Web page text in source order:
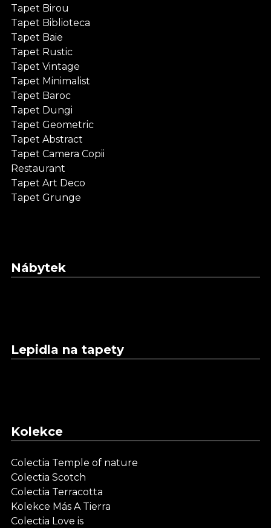
Tapet Birou
Tapet Biblioteca
Tapet Baie
Tapet Rustic
Tapet Vintage
Tapet Minimalist
Tapet Baroc
Tapet Dungi
Tapet Geometric
Tapet Abstract
Tapet Camera Copii
Restaurant
Tapet Art Deco
Tapet Grunge
Nábytek
Lepidla na tapety
Kolekce
Colectia Temple of nature
Colectia Scotch
Colectia Terracotta
Kolekce Más A Tierra
Colectia Love is